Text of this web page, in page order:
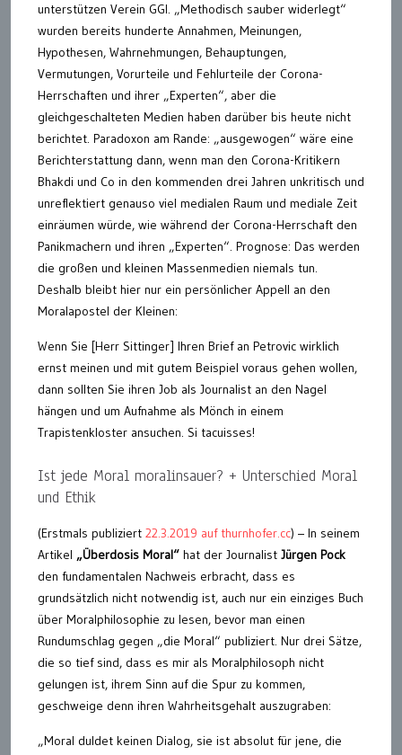
unterstützen Verein GGI. „Methodisch sauber widerlegt“
wurden bereits hunderte Annahmen, Meinungen,
Hypothesen, Wahrnehmungen, Behauptungen,
Vermutungen, Vorurteile und Fehlurteile der Corona-
Herrschaften und ihrer „Experten“, aber die
gleichgeschalteten Medien haben darüber bis heute nicht
berichtet. Paradoxon am Rande: „ausgewogen“ wäre eine
Berichterstattung dann, wenn man den Corona-Kritikern
Bhakdi und Co in den kommenden drei Jahren unkritisch und
unreflektiert genauso viel medialen Raum und mediale Zeit
einräumen würde, wie während der Corona-Herrschaft den
Panikmachern und ihren „Experten“. Prognose: Das werden
die großen und kleinen Massenmedien niemals tun.
Deshalb bleibt hier nur ein persönlicher Appell an den
Moralapostel der Kleinen:
Wenn Sie [Herr Sittinger] Ihren Brief an Petrovic wirklich
ernst meinen und mit gutem Beispiel voraus gehen wollen,
dann sollten Sie ihren Job als Journalist an den Nagel
hängen und um Aufnahme als Mönch in einem
Trapistenkloster ansuchen. Si tacuisses!
Ist jede Moral moralinsauer? + Unterschied Moral
und Ethik
(Erstmals publiziert 22.3.2019 auf thurnhofer.cc) – In seinem
Artikel „Überdosis Moral“ hat der Journalist Jürgen Pock
den fundamentalen Nachweis erbracht, dass es
grundsätzlich nicht notwendig ist, auch nur ein einziges Buch
über Moralphilosophie zu lesen, bevor man einen
Rundumschlag gegen „die Moral“ publiziert. Nur drei Sätze,
die so tief sind, dass es mir als Moralphilosoph nicht
gelungen ist, ihrem Sinn auf die Spur zu kommen,
geschweige denn ihren Wahrheitsgehalt auszugraben:
„Moral duldet keinen Dialog, sie ist absolut für jene, die